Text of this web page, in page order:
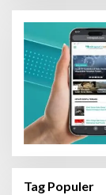
Tag Populer